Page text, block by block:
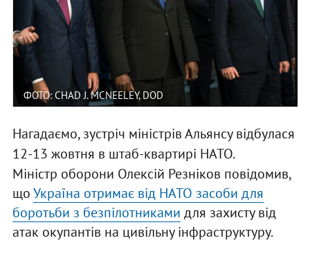
ФОТО: CHAD J. MCNEELEY, DOD
Нагадаємо, зустріч міністрів Альянсу відбулася
12-13 жовтня в штаб-квартирі НАТО.
Міністр оборони Олексій Резніков повідомив,
щоУкраїна отримає від НАТО засоби для
боротьби з безпілотниками для захисту від
атак окупантів на цивільну інфраструктуру.